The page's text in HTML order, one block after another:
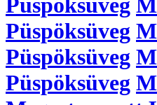
Püspöksüveg
Püspöksüveg
Püspöksüveg